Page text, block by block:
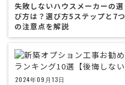
失敗しないハウスメーカーの選
び方は？選び方5ステップと7つ
の注意点を解説
2024年09月13日